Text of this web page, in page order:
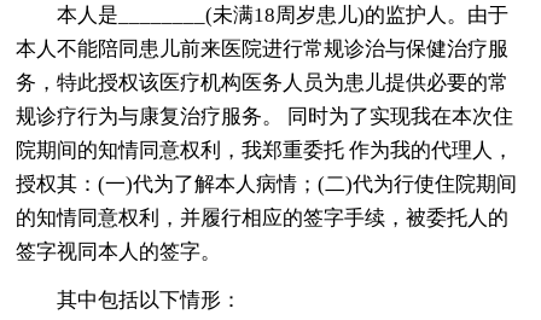
本人是________(未满18周岁患儿)的监护人。由于
本人不能陪同患儿前来医院进行常规诊治与保健治疗服
务，特此授权该医疗机构医务人员为患儿提供必要的常
规诊疗行为与康复治疗服务。 同时为了实现我在本次住
院期间的知情同意权利，我郑重委托 作为我的代理人，
授权其：(一)代为了解本人病情；(二)代为行使住院期间
的知情同意权利，并履行相应的签字手续，被委托人的
签字视同本人的签字。
其中包括以下情形：